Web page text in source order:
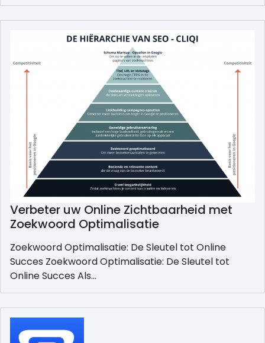
Verbeter uw Online Zichtbaarheid met
Zoekwoord Optimalisatie
Zoekwoord Optimalisatie: De Sleutel tot Online
Succes Zoekwoord Optimalisatie: De Sleutel tot
Online Succes Als…